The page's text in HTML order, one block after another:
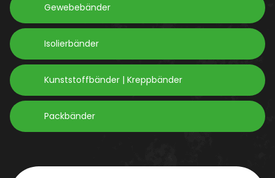
Gewebebänder
Isolierbänder
Kunststoffbänder | Kreppbänder
Packbänder